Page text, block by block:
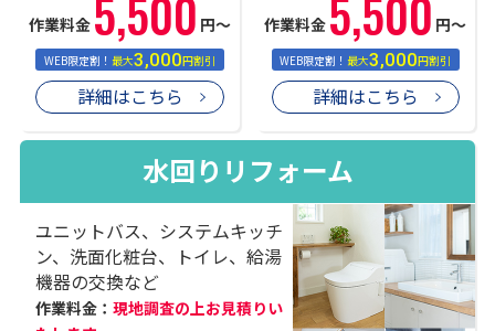
作業料金 5,500 円〜
WEB限定割！最大3,000円割引
詳細はこちら
作業料金 5,500 円〜
WEB限定割！最大3,000円割引
詳細はこちら
水回りリフォーム
ユニットバス、システムキッチ
ン、洗面化粧台、トイレ、給湯
機器の交換など
作業料金： 現地調査の上お見積りい